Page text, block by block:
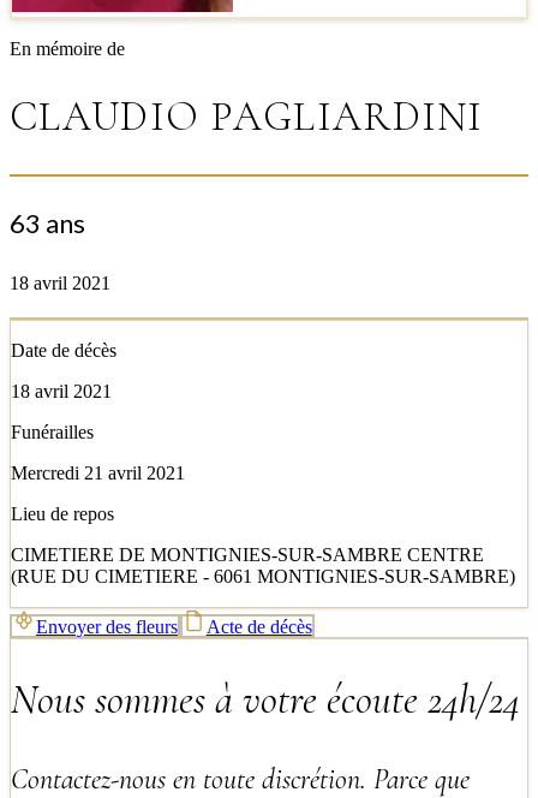
En mémoire de
CLAUDIO PAGLIARDINI
63 ans
18 avril 2021
Date de décès
18 avril 2021
Funérailles
Mercredi 21 avril 2021
Lieu de repos
CIMETIERE DE MONTIGNIES-SUR-SAMBRE CENTRE
(RUE DU CIMETIERE - 6061 MONTIGNIES-SUR-SAMBRE)
Envoyer des fleurs Acte de décès
Nous sommes à votre écoute 24h/24
Contactez-nous en toute discrétion. Parce que